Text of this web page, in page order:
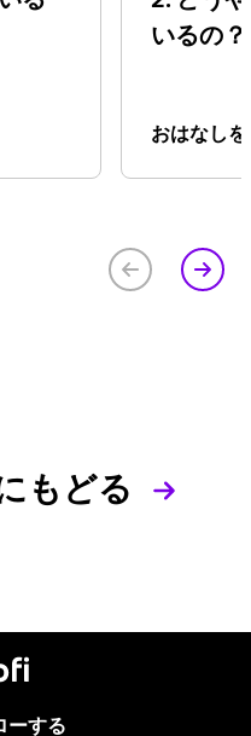
いるの？
おはなし
もどる
ーする